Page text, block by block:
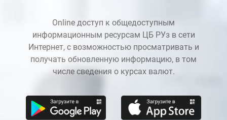
Online доступ к общедоступным
информационным ресурсам ЦБ РУз в сети
Интернет, с возможностью просматривать и
получать обновленную информацию, в том
числе сведения о курсах валют.